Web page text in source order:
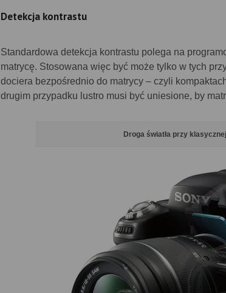
Detekcja kontrastu
Standardowa detekcja kontrastu polega na
matrycę. Stosowana więc być może tylko w tych
dociera bezpośrednio do matrycy – czyli
drugim przypadku lustro musi być uniesione, by
Droga światła przy